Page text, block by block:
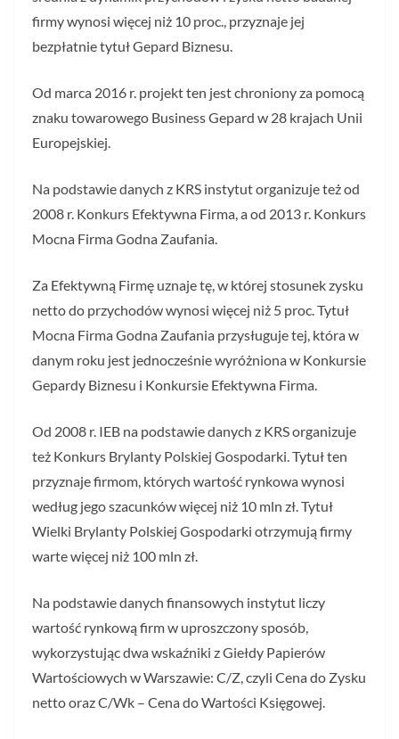
firmy wynosi więcej niż 10 proc., przyznaje jej
bezpłatnie tytuł Gepard Biznesu.
Od marca 2016 r. projekt ten jest chroniony za pomocą
znaku towarowego Business Gepard w 28 krajach Unii
Europejskiej.
Na podstawie danych z KRS instytut organizuje też od
2008 r. Konkurs Efektywna Firma, a od 2013 r. Konkurs
Mocna Firma Godna Zaufania.
Za Efektywną Firmę uznaje tę, w której stosunek zysku
netto do przychodów wynosi więcej niż 5 proc. Tytuł
Mocna Firma Godna Zaufania przysługuje tej, która w
danym roku jest jednocześnie wyróżniona w Konkursie
Gepardy Biznesu i Konkursie Efektywna Firma.
Od 2008 r. IEB na podstawie danych z KRS organizuje
też Konkurs Brylanty Polskiej Gospodarki. Tytuł ten
przyznaje firmom, których wartość rynkowa wynosi
według jego szacunków więcej niż 10 mln zł. Tytuł
Wielki Brylanty Polskiej Gospodarki otrzymują firmy
warte więcej niż 100 mln zł.
Na podstawie danych finansowych instytut liczy
wartość rynkową firm w uproszczony sposób,
wykorzystując dwa wskaźniki z Giełdy Papierów
Wartościowych w Warszawie: C/Z, czyli Cena do Zysku
netto oraz C/Wk – Cena do Wartości Księgowej.